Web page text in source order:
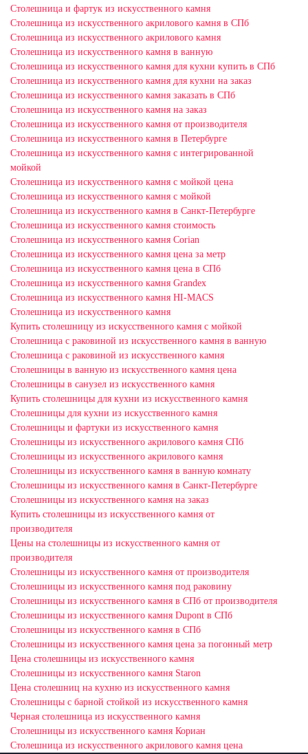
Столешница и фартук из искусственного камня
Столешница из искусственного акрилового камня в СПб
Столешница из искусственного акрилового камня
Столешница из искусственного камня в ванную
Столешница из искусственного камня для кухни купить в СПб
Столешница из искусственного камня для кухни на заказ
Столешница из искусственного камня заказать в СПб
Столешница из искусственного камня на заказ
Столешница из искусственного камня от производителя
Столешница из искусственного камня в Петербурге
Столешница из искусственного камня с интегрированной
мойкой
Столешница из искусственного камня с мойкой цена
Столешница из искусственного камня с мойкой
Столешница из искусственного камня в Санкт-Петербурге
Столешница из искусственного камня стоимость
Столешница из искусственного камня Сorian
Столешница из искусственного камня цена за метр
Столешница из искусственного камня цена в СПб
Столешница из искусственного камня Grandex
Столешница из искусственного камня HI-MACS
Столешница из искусственного камня
Купить столешницу из искусственного камня с мойкой
Столешница с раковиной из искусственного камня в ванную
Столешница с раковиной из искусственного камня
Столешницы в ванную из искусственного камня цена
Столешницы в санузел из искусственного камня
Купить столешницы для кухни из искусственного камня
Столешницы для кухни из искусственного камня
Столешницы и фартуки из искусственного камня
Столешницы из искусственного акрилового камня СПб
Столешницы из искусственного акрилового камня
Столешницы из искусственного камня в ванную комнату
Столешницы из искусственного камня в Санкт-Петербурге
Столешницы из искусственного камня на заказ
Купить столешницы из искусственного камня от
производителя
Цены на столешницы из искусственного камня от
производителя
Столешницы из искусственного камня от производителя
Столешницы из искусственного камня под раковину
Столешницы из искусственного камня в СПб от производителя
Столешницы из искусственного камня Dupont в СПб
Столешницы из искусственного камня в СПб
Столешницы из искусственного камня цена за погонный метр
Цена столешницы из искусственного камня
Столешницы из искусственного камня Staron
Цена столешниц на кухню из искусственного камня
Столешницы с барной стойкой из искусственного камня
Черная столешница из искусственного камня
Столешницы из искусственного камня Кориан
Столешница из искусственного акрилового камня цена